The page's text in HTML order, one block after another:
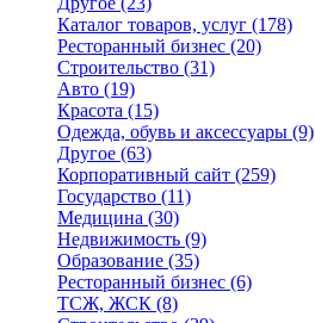
Каталог товаров, услуг (178)
Ресторанный бизнес (20)
Строительство (31)
Авто (19)
Красота (15)
Одежда, обувь и аксессуары (9)
Другое (63)
Корпоративный сайт (259)
Государство (11)
Медицина (30)
Недвижимость (9)
Образование (35)
Ресторанный бизнес (6)
ТСЖ, ЖСК (8)